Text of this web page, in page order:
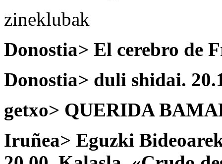
zineklubak
Donostia> El cerebro de
Donostia> duli shidai.
getxo> QUERIDA
Iruñea> Eguzki